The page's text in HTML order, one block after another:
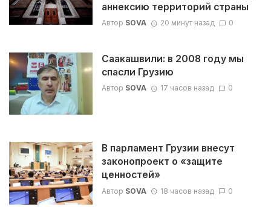
аннексию территорий страны
Автор SOVA 20 минут назад 0
Саакашвили: в 2008 году мы
спасли Грузию
Автор SOVA 17 часов назад 0
В парламент Грузии внесут
законопроект о «защите
ценностей»
Автор SOVA 18 часов назад 0